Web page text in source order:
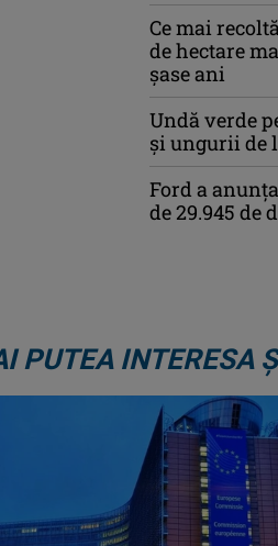
Ce mai
de hectare
șase ani
Undă verde
și ungurii de
Ford a
de 29.945 de
PUTEA INTERESA